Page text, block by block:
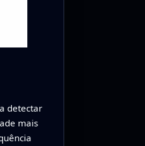
detectar
mais